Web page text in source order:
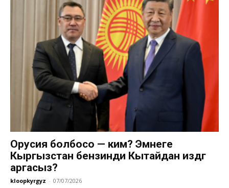
Орусия болбосо — ким? Эмнеге
Кыргызстан бензинди Кытайдан издөөгө
аргасыз?
kloopkyrgyz - 07/07/2026